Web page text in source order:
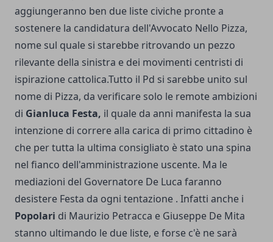
aggiungeranno ben due liste civiche pronte a
sostenere la candidatura dell'Avvocato Nello Pizza,
nome sul quale si starebbe ritrovando un pezzo
rilevante della sinistra e dei movimenti centristi di
ispirazione cattolica.Tutto il Pd si sarebbe unito sul
nome di Pizza, da verificare solo le remote ambizioni
di Gianluca Festa, il quale da anni manifesta la sua
intenzione di correre alla carica di primo cittadino è
che per tutta la ultima consigliato è stato una spina
nel fianco dell'amministrazione uscente. Ma le
mediazioni del Governatore De Luca faranno
desistere Festa da ogni tentazione . Infatti anche i
Popolari di Maurizio Petracca e Giuseppe De Mita
stanno ultimando le due liste, e forse c'è ne sarà